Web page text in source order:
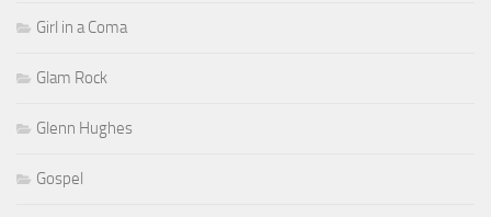
Girl in a Coma
Glam Rock
Glenn Hughes
Gospel